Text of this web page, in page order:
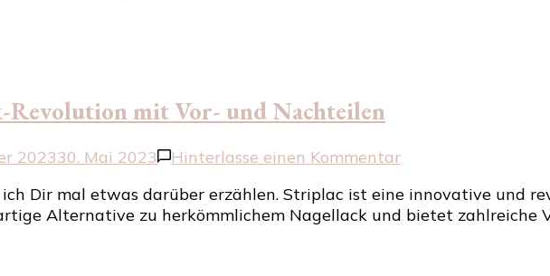
Revolution mit Vor- und Nachteilen
202330. Mai 2023 Hinterlasse einen Kommentarzu
Langanhaltende
Nagellack-
Dir mal etwas darüber erzählen. Striplac ist eine innovative und
Alternative zu herkömmlichem Nagellack und bietet zahlreiche